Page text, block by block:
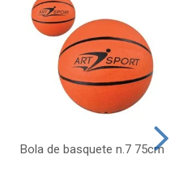
Bola de basquete n.7 75cm